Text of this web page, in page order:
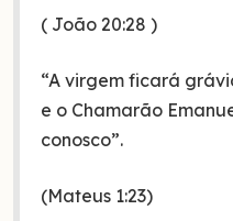
( João 20:28 )
“A virgem ficará
e o Chamarão
conosco”.
(Mateus 1:23)